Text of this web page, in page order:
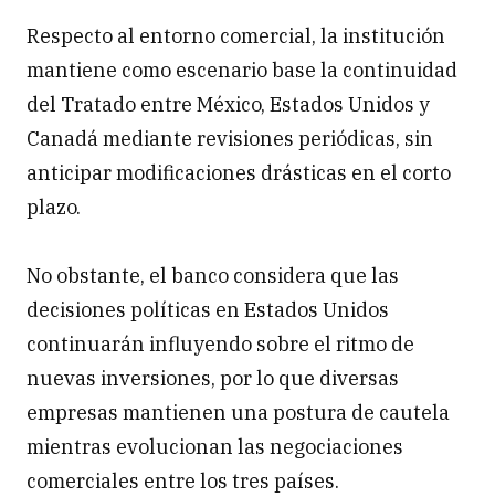
Respecto al entorno comercial, la institución
mantiene como escenario base la continuidad
del Tratado entre México, Estados Unidos y
Canadá mediante revisiones periódicas, sin
anticipar modificaciones drásticas en el corto
plazo.
No obstante, el banco considera que las
decisiones políticas en Estados Unidos
continuarán influyendo sobre el ritmo de
nuevas inversiones, por lo que diversas
empresas mantienen una postura de cautela
mientras evolucionan las negociaciones
comerciales entre los tres países.